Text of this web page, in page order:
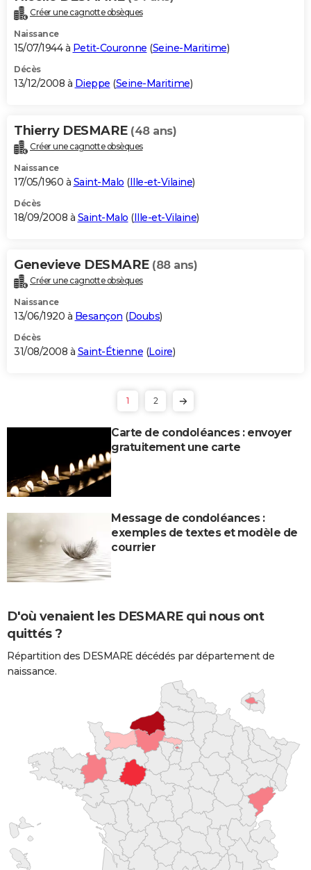
Créer une cagnotte obsèques
Naissance
15/07/1944 à Petit-Couronne (Seine-Maritime)
Décès
13/12/2008 à Dieppe (Seine-Maritime)
Thierry DESMARE (48 ans)
Créer une cagnotte obsèques
Naissance
17/05/1960 à Saint-Malo (Ille-et-Vilaine)
Décès
18/09/2008 à Saint-Malo (Ille-et-Vilaine)
Genevieve DESMARE (88 ans)
Créer une cagnotte obsèques
Naissance
13/06/1920 à Besançon (Doubs)
Décès
31/08/2008 à Saint-Étienne (Loire)
1 2
Carte de condoléances : envoyer
gratuitement une carte
Message de condoléances :
exemples de textes et modèle de
courrier
D'où venaient les DESMARE qui nous ont
quittés ?
Répartition des DESMARE décédés par département de
naissance.